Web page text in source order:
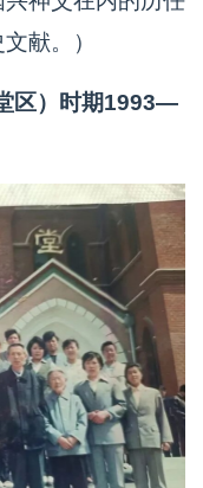
献。）
区）时期1993—